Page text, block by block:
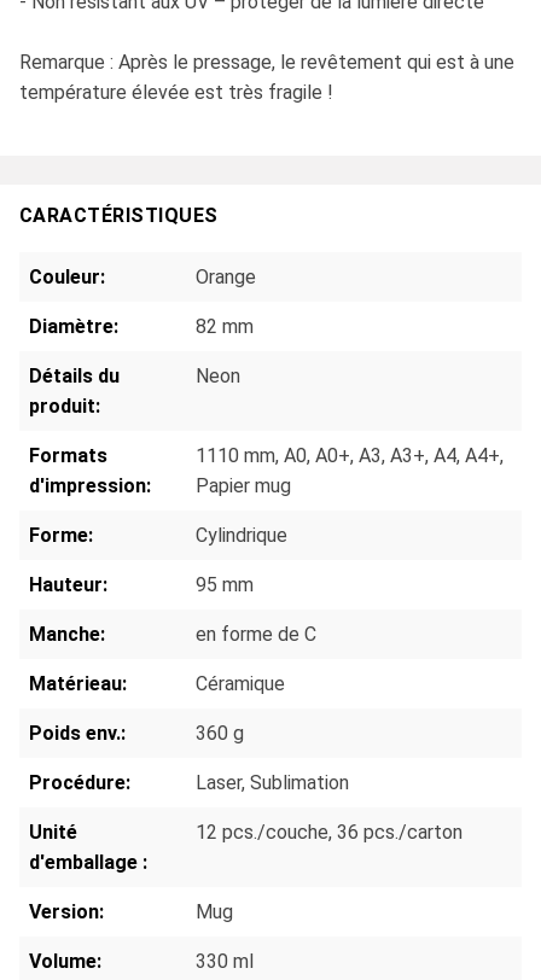
Remarque : Après le pressage, le revêtement qui est à une
température élevée est très fragile !
CARACTÉRISTIQUES
Couleur: Orange
Diamètre: 82 mm
Détails du
produit:
Neon
Formats
d'impression:
1110 mm, A0, A0+, A3, A3+, A4, A4+,
Papier mug
Forme: Cylindrique
Hauteur: 95 mm
Manche: en forme de C
Matérieau: Céramique
Poids env.: 360 g
Procédure: Laser, Sublimation
Unité
d'emballage :
12 pcs./couche, 36 pcs./carton
Version: Mug
Volume: 330 ml